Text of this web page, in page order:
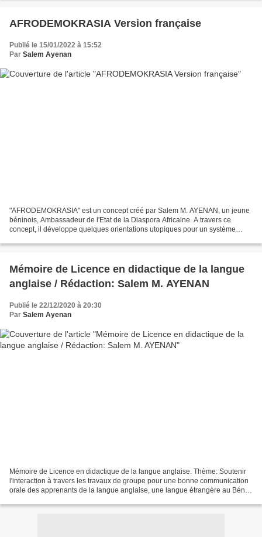
AFRODEMOKRASIA Version française
Publié le 15/01/2022 à 15:52
Par Salem Ayenan
"AFRODEMOKRASIA" est un concept créé par Salem M. AYENAN, un jeune
béninois, Ambassadeur de l'Etat de la Diaspora Africaine. A travers ce
concept, il développe quelques orientations utopiques pour un système
Mémoire de Licence en didactique de la langue
anglaise / Rédaction: Salem M. AYENAN
Publié le 22/12/2020 à 20:30
Par Salem Ayenan
Mémoire de Licence en didactique de la langue anglaise. Thème: Soutenir
l'interaction à travers les travaux de groupe pour une bonne communication
orale des apprenants de la langue anglaise, une langue étrangère au Bénin,